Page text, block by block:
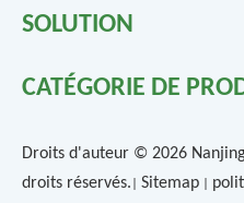
SOLUTION
CATÉGORIE DE
Droits d'auteur © 2026
droits réservés.
Sitemap